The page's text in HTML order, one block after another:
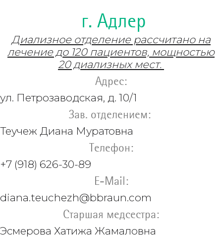
г. Адлер
Диализное отделение рассчитано на
лечение до 120 пациентов, мощностью
20 диализных мест.
Адрес:
ул. Петрозаводская, д. 10/1
Зав. отделением:
Теучеж Диана Муратовна
Телефон:
+7 (918) 626-30-89
E-Mail:
diana.teuchezh@bbraun.com
Старшая медсестра:
Эсмерова Хатижа Жамаловна